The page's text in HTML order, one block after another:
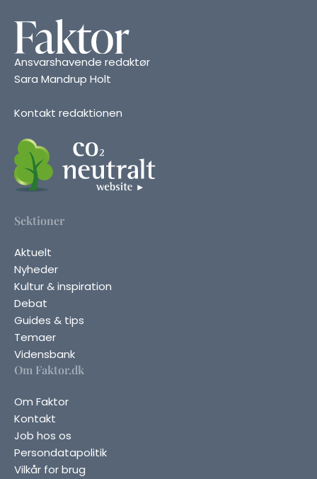
Ansvarshavende redaktør
Sara Mandrup Holt
Kontakt redaktionen
Sektioner
Aktuelt
Nyheder
Kultur & inspiration
Debat
Guides & tips
Temaer
Vidensbank
Om Faktor.dk
Om Faktor
Kontakt
Job hos os
Persondatapolitik
Vilkår for brug